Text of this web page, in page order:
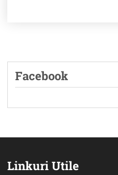
Facebook
Linkuri Utile